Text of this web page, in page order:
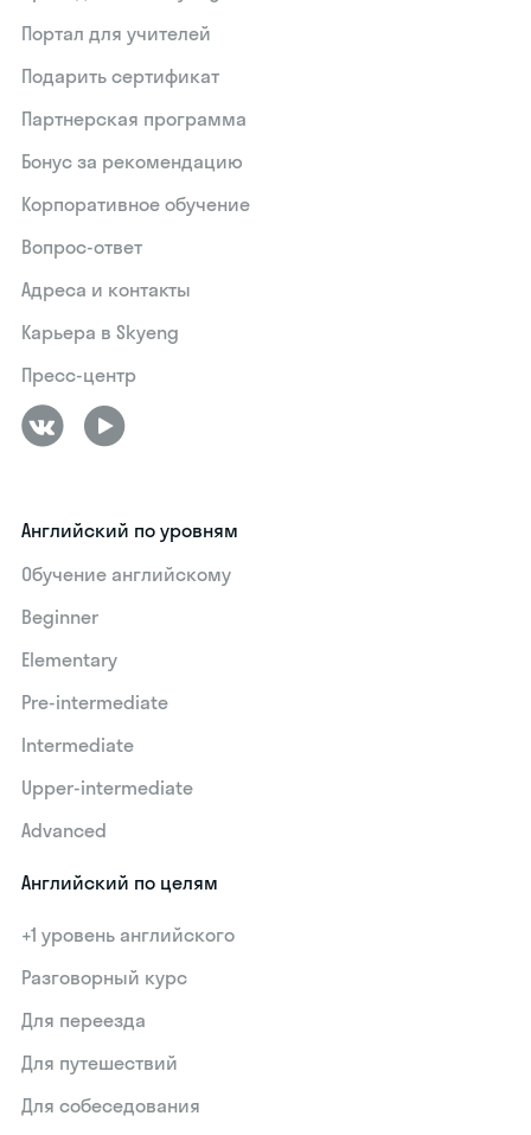
Портал для учителей
Подарить сертификат
Партнерская программа
Бонус за рекомендацию
Корпоративное обучение
Вопрос-ответ
Адреса и контакты
Карьера в Skyeng
Пресс-центр
Английский по уровням
Обучение английскому
Beginner
Elementary
Pre-intermediate
Intermediate
Upper-intermediate
Advanced
Английский по целям
+1 уровень английского
Разговорный курс
Для переезда
Для путешествий
Для собеседования